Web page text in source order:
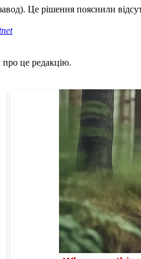
Це рішення пояснили
про це редакцію.